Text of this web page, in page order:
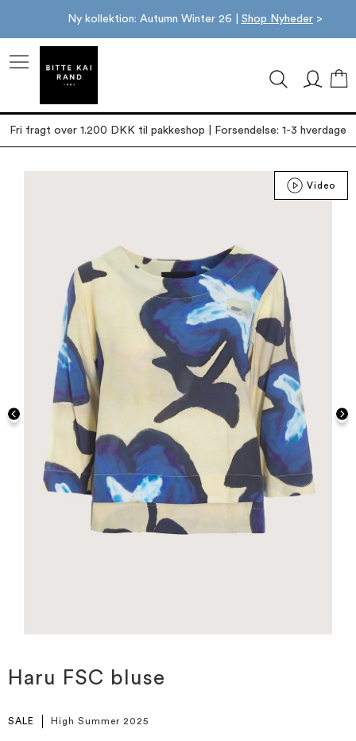
Ny kollektion: Autumn Winter 26 | Shop Nyheder>
Fri fragt over 1.200 DKK til pakkeshop | Forsendelse: 1-3 hverdage
Video
starten
afHaru FSC bluse
SALE High Summer 2025